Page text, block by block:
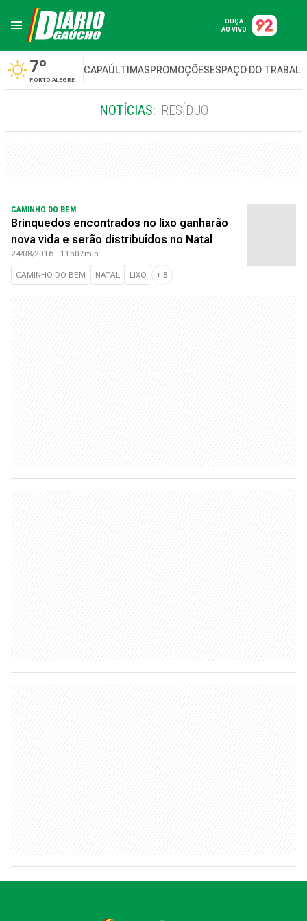
OUÇA
AO VIVO
7º
PORTO ALEGRE
CAPAÚLTIMASPROMOÇÕESESPAÇO DO
NOTÍCIAS: RESÍDUO
CAMINHO DO BEM
Brinquedos encontrados no lixo ganharão
nova vida e serão distribuídos no Natal
24/08/2016 - 11h07min
CAMINHO DO BEM NATAL LIXO + 8